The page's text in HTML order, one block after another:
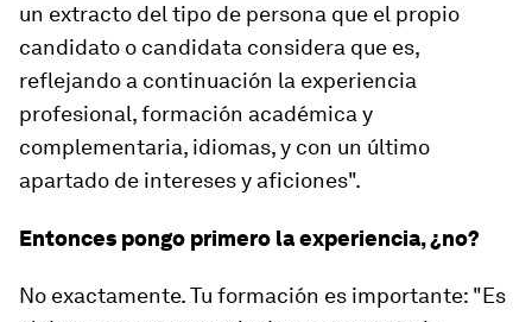
un extracto del tipo de persona que el propio
candidato o candidata considera que es,
reflejando a continuación la experiencia
profesional, formación académica y
complementaria, idiomas, y con un último
apartado de intereses y aficiones".
Entonces pongo primero la experiencia, ¿no?
No exactamente. Tu formación es importante: "Es